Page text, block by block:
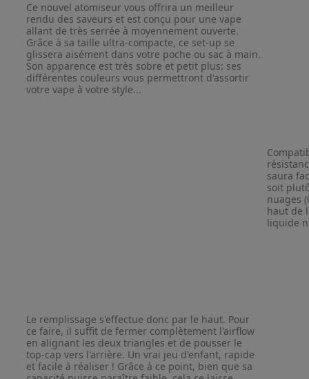
Ce nouvel atomiseur vous offrira un meilleur
rendu des saveurs et est conçu pour une vape
allant de très serrée à moyennement ouverte.
Grâce à sa taille ultra-compacte, ce set-up se
glissera aisément dans votre poche ou sac à main.
Son apparence est très sobre et petit plus: ses
différentes couleurs vous permettront d'assortir
votre vape à votre style...
saura
soit
nuages
haut de
liquide
Le remplissage s'effectue donc par le haut. Pour
ce faire, il suffit de fermer complètement l'airflow
en alignant les deux triangles et de pousser le
top-cap vers l'arrière. Un vrai jeu d'enfant, rapide
et facile à réaliser ! Grâce à ce point, bien que sa